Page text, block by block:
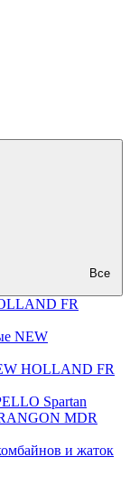
Все
FR
NEW
HOLLAND FR
Spartan
MDR
и жаток